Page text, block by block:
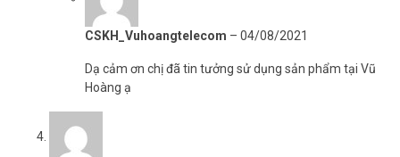
CSKH_Vuhoangtelecom – 04/08/2021
Dạ cảm ơn chị đã tin tưởng sử dụng sản phẩm tại Vũ
Hoàng ạ